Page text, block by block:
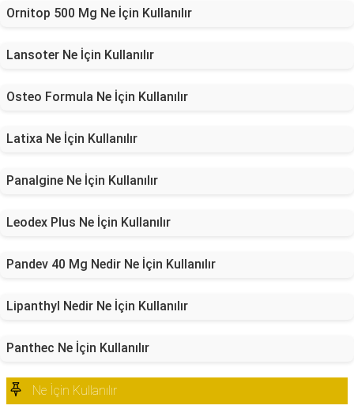
Ornitop 500 Mg Ne İçin Kullanılır
Lansoter Ne İçin Kullanılır
Osteo Formula Ne İçin Kullanılır
Latixa Ne İçin Kullanılır
Panalgine Ne İçin Kullanılır
Leodex Plus Ne İçin Kullanılır
Pandev 40 Mg Nedir Ne İçin Kullanılır
Lipanthyl Nedir Ne İçin Kullanılır
Panthec Ne İçin Kullanılır
Ne İçin Kullanılır